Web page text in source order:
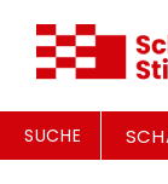
SUCHE